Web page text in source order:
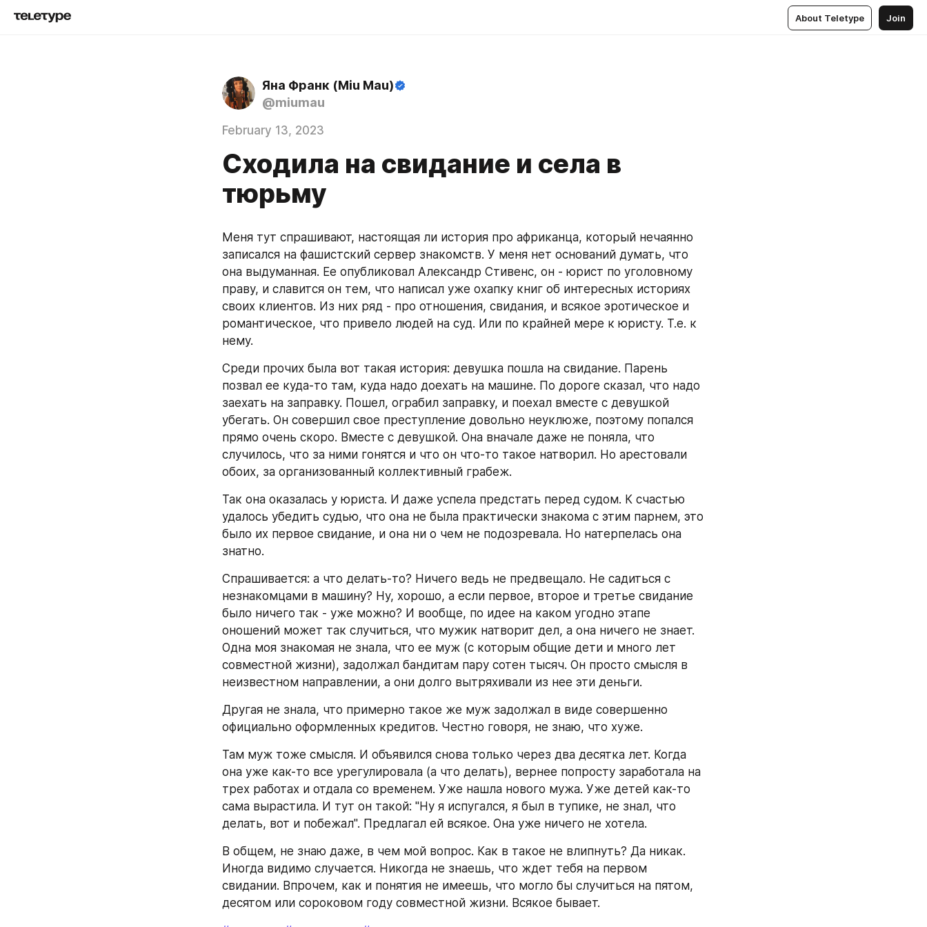
About Teletype Join
Яна Франк (Miu Mau)
@miumau
February 13, 2023
Сходила на свидание и села в
тюрьму
Меня тут спрашивают, настоящая ли история про африканца, который нечаянно
записался на фашистский сервер знакомств. У меня нет оснований думать, что
она выдуманная. Ее опубликовал Александр Стивенс, он - юрист по уголовному
праву, и славится он тем, что написал уже охапку книг об интересных историях
своих клиентов. Из них ряд - про отношения, свидания, и всякое эротическое и
романтическое, что привело людей на суд. Или по крайней мере к юристу. Т.е. к
нему.
Среди прочих была вот такая история: девушка пошла на свидание. Парень
позвал ее куда-то там, куда надо доехать на машине. По дороге сказал, что надо
заехать на заправку. Пошел, ограбил заправку, и поехал вместе с девушкой
убегать. Он совершил свое преступление довольно неуклюже, поэтому попался
прямо очень скоро. Вместе с девушкой. Она вначале даже не поняла, что
случилось, что за ними гонятся и что он что-то такое натворил. Но арестовали
обоих, за организованный коллективный грабеж.
Так она оказалась у юриста. И даже успела предстать перед судом. К счастью
удалось убедить судью, что она не была практически знакома с этим парнем, это
было их первое свидание, и она ни о чем не подозревала. Но натерпелась она
знатно.
Спрашивается: а что делать-то? Ничего ведь не предвещало. Не садиться с
незнакомцами в машину? Ну, хорошо, а если первое, второе и третье свидание
было ничего так - уже можно? И вообще, по идее на каком угодно этапе
оношений может так случиться, что мужик натворит дел, а она ничего не знает.
Одна моя знакомая не знала, что ее муж (с которым общие дети и много лет
совместной жизни), задолжал бандитам пару сотен тысяч. Он просто смысля в
неизвестном направлении, а они долго вытряхивали из нее эти деньги.
Другая не знала, что примерно такое же муж задолжал в виде совершенно
официально оформленных кредитов. Честно говоря, не знаю, что хуже.
Там муж тоже смысля. И объявился снова только через два десятка лет. Когда
она уже как-то все урегулировала (а что делать), вернее попросту заработала на
трех работах и отдала со временем. Уже нашла нового мужа. Уже детей как-то
сама вырастила. И тут он такой: "Ну я испугался, я был в тупике, не знал, что
делать, вот и побежал". Предлагал ей всякое. Она уже ничего не хотела.
В общем, не знаю даже, в чем мой вопрос. Как в такое не влипнуть? Да никак.
Иногда видимо случается. Никогда не знаешь, что ждет тебя на первом
свидании. Впрочем, как и понятия не имеешь, что могло бы случиться на пятом,
десятом или сороковом году совместной жизни. Всякое бывает.